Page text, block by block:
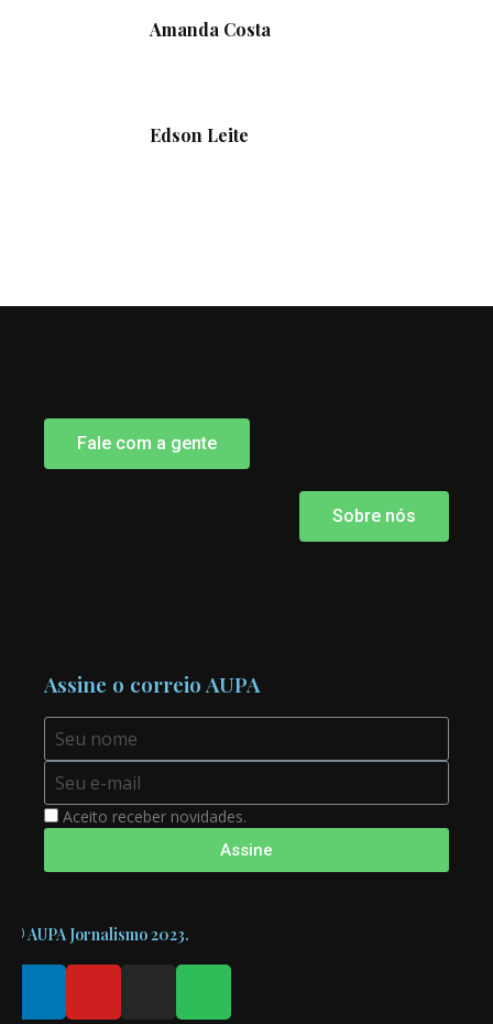
Amanda Costa
Edson Leite
Fale com a gente
Sobre nós
Assine o correio AUPA
Aceito receber novidades.
Assine
© AUPA Jornalismo 2023.